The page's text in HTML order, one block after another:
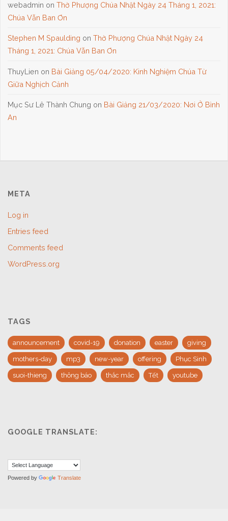
webadmin onThờ Phượng Chúa Nhật Ngày 24 Tháng 1, 2021:
Chúa Vẫn Ban Ơn
Stephen M Spaulding onThờ Phượng Chúa Nhật Ngày 24
Tháng 1, 2021: Chúa Vẫn Ban Ơn
ThuyLien on Bài Giảng 05/04/2020: Kinh Nghiệm Chúa Từ
Giữa Nghịch Cảnh
Mục Sư Lê Thành Chung on Bài Giảng 21/03/2020: Nơi Ở Bình
An
META
Log in
Entries feed
Comments feed
WordPress.org
TAGS
announcement covid-19 donation easter giving
mothers-day mp3 new-year offering Phục Sinh
suoi-thieng thông báo thắc mắc Tết youtube
GOOGLE TRANSLATE:
Powered by Translate